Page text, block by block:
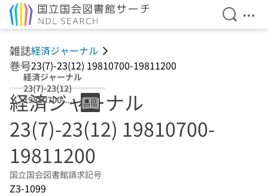
検索を
メ
雑誌経済ジャーナル
巻号23(7)-23(12) 19810700-19811200
経済ジャーナル
23(7)-23(12)
19810700-
19811200
経済ジャーナル
23(7)-23(12) 19810700-
19811200
国立国会図書館請求記号
Z3-1099